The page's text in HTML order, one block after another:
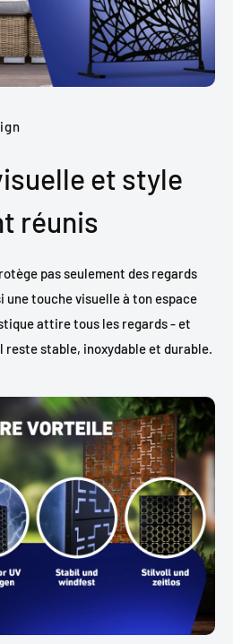
et style
réunis
pas seulement des regards
touche visuelle à ton espace
attire tous les regards - et
reste stable, inoxydable et durable.